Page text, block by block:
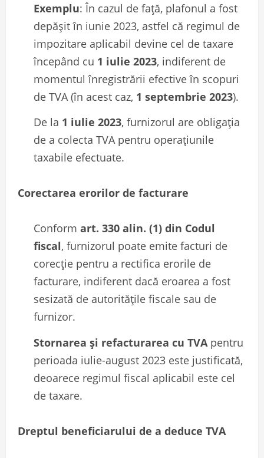
Exemplu: În cazul de față, plafonul a fost
depășit în iunie 2023, astfel că regimul de
impozitare aplicabil devine cel de taxare
începând cu 1 iulie 2023, indiferent de
momentul înregistrării efective în scopuri
de TVA (în acest caz, 1 septembrie 2023).
De la 1 iulie 2023, furnizorul are obligația
de a colecta TVA pentru operațiunile
taxabile efectuate.
Corectarea erorilor de facturare
Conform art. 330 alin. (1) din Codul
fiscal, furnizorul poate emite facturi de
corecție pentru a rectifica erorile de
facturare, indiferent dacă eroarea a fost
sesizată de autoritățile fiscale sau de
furnizor.
Stornarea și refacturarea cu TVA pentru
perioada iulie-august 2023 este justificată,
deoarece regimul fiscal aplicabil este cel
de taxare.
Dreptul beneficiarului de a deduce TVA